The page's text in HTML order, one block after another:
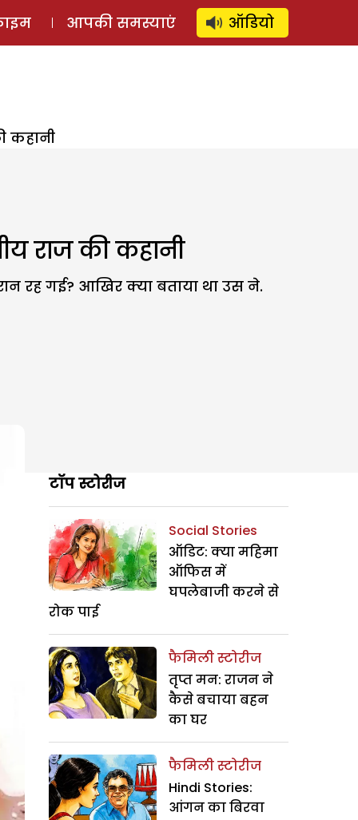
लॉग इन ⚲ SUBSCRIBE
आपकी समस्याएं ऑडियो
कहानी
राज की कहानी
रह गई? आखिर क्या बताया था उस ने.
टॉप स्टोरीज
Social Stories
ऑडिट: क्या महिमा
ऑफिस में
घपलेबाजी करने से
रोक पाई
फैमिली स्टोरीज
तृप्त मन: राजन ने
कैसे बचाया बहन
का घर
फैमिली स्टोरीज
Hindi Stories:
आंगन का बिरवा